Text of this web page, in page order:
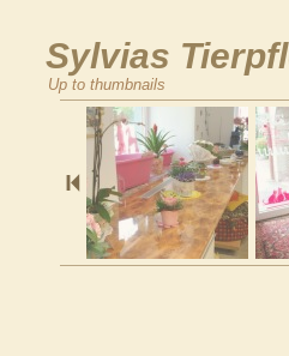
Sylvias
Up to thumbnails